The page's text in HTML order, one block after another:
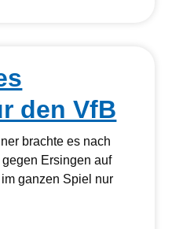
den VfB
brachte es nach
Ersingen auf
ganzen Spiel nur